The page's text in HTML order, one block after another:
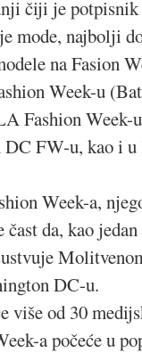
čiji je potpisnik
mode, najbolji
na Fasion
Week-u
Fashion Week-
DC FW-u, kao i
Week-a,
da, kao
DC-u.
više od 30
a počeće u